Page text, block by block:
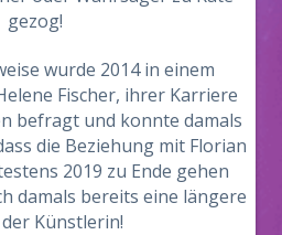
gezog!
wurde 2014 in einem
Fischer, ihrer Karriere
befragt und konnte damals
die Beziehung mit Florian
2019 zu Ende gehen
damals bereits eine längere
Künstlerin!